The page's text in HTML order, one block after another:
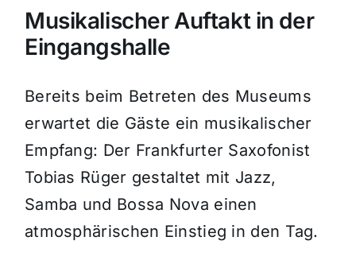
Musikalischer Auftakt in der
Eingangshalle
Bereits beim Betreten des Museums
erwartet die Gäste ein musikalischer
Empfang: Der Frankfurter Saxofonist
Tobias Rüger gestaltet mit Jazz,
Samba und Bossa Nova einen
atmosphärischen Einstieg in den Tag.